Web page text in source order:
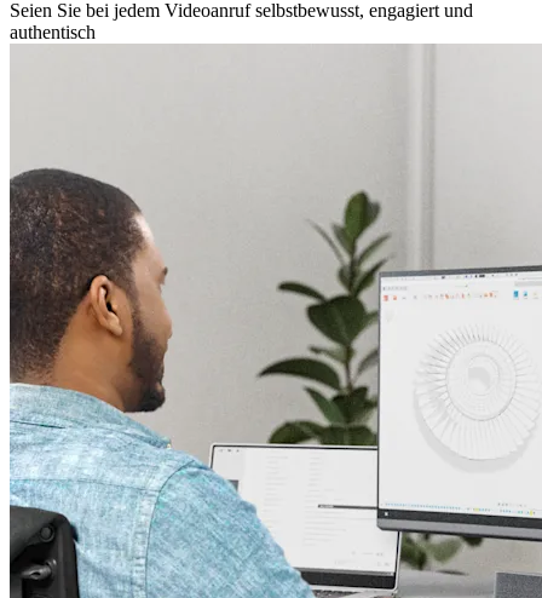
Seien Sie bei jedem Videoanruf selbstbewusst, engagiert und
authentisch